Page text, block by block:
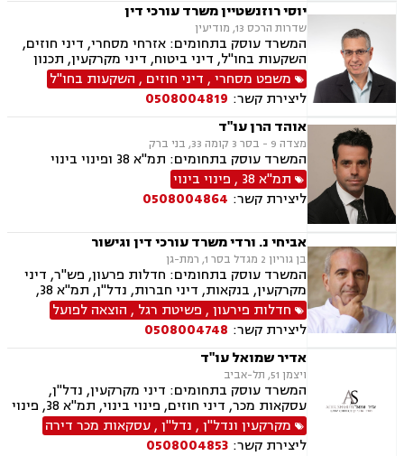
יוסי רוזנשטיין משרד עורכי דין
שדרות הרכס 13, מודיעין
המשרד עוסק בתחומים: אזרחי מסחרי, דיני חוזים,
השקעות בחו"ל, דיני ביטוח, דיני מקרקעין, תכנון
ובניה, ליקויי בניה, מושבים וקיבוצים, פינוי בינוי,
קבוצות רכישה, עסקאות מכר דירה, נדל"ן, פינוי
מושכר, הפקעת קרקעות, מגרשים לבניה,נחלות
ומשקים במושבים, רשות מקרקעי ישראל, צווי
הריסה, דיני חברות, ליווי עסקי, מיסוי נדל"ן, תמא
38, פשיטת רגל, תביעות ייצוגיות
משפט מסחרי, דיני חוזים , השקעות בחו"ל
ליצירת קשר: 0508004819
אוהד הרן עו"ד
מצדה 9 - בסר 3 קומה 33, בני ברק
המשרד עוסק בתחומים: תמ"א 38 ופינוי בינוי
תמ"א 38
, פינוי בינוי
ליצירת קשר: 0508004864
אביחי נ. ורדי משרד עורכי דין וגישור
בן גוריון 2 מגדל בסר 1, רמת-גן
המשרד עוסק בתחומים: חדלות פרעון, פש"ר, דיני
מקרקעין, בנקאות, דיני חברות, נדל"ן, תמ"א 38,
מיוסי מקרקעין, ליטגציה, גישור עסקי
חדלות פירעון, פשיטת רגל , הוצאה לפועל
ליצירת קשר: 0508004748
אדיר שמואל עו"ד
ויצמן 51, תל-אביב
המשרד עוסק בתחומים: דיני מקרקעין, נדל"ן,
עסקאות מכר, דיני חוזים, פינוי בינוי, תמ"א 38, פינוי
מושכר, דיירות מוגנת, דיני עבודה, הוצאה לפועל,
צוואות וירושות, ייפוי כוח מתמשך
מקרקעין ונדל"ן, נדל"ן,עסקאות מכר דירה
ליצירת קשר: 0508004853